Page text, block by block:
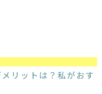
リットは？私がおす